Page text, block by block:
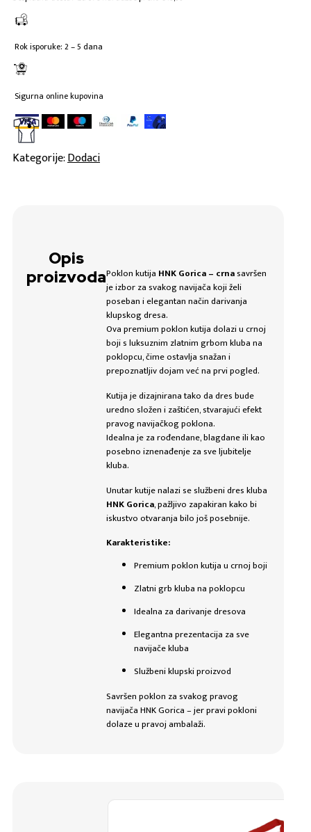
Rok isporuke: 2 – 5 dana
Sigurna online kupovina
Kategorije:Dodaci
Opis
proizvodaPoklon kutija HNK Gorica– crnasavršen
je izbor za svakog navijača koji želi
poseban i elegantan način darivanja
klupskog dresa.
Ova premium poklon kutija dolazi u crnoj
boji s luksuznim zlatnim grbom kluba na
poklopcu, čime ostavlja snažan i
prepoznatljiv dojam već na prvi pogled.
Kutija je dizajnirana tako da dres bude
uredno složen i zaštićen, stvarajući efekt
pravog navijačkog poklona.
Idealna je za rođendane, blagdane ili kao
posebno iznenađenje za sve ljubitelje
kluba.
Unutar kutije nalazi se službeni dres kluba
HNK Gorica, pažljivo zapakiran kako bi
iskustvo otvaranja bilo još posebnije.
Karakteristike:
Premium poklon kutija u crnoj boji
Zlatni grb kluba na poklopcu
Idealna za darivanje dresova
Elegantna prezentacija za sve
navijače kluba
Službeni klupski proizvod
Savršen poklon za svakog pravog
navijačaHNK Gorica– jer pravi pokloni
dolaze u pravoj ambalaži.